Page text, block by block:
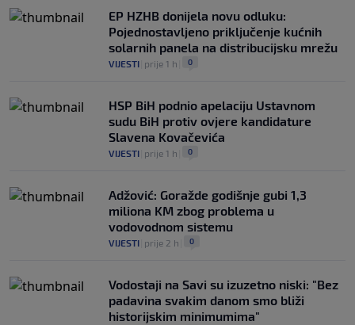
EP HZHB donijela novu odluku:
Pojednostavljeno priključenje kućnih
solarnih panela na distribucijsku mrežu
VIJESTI prije 1 h 0
HSP BiH podnio apelaciju Ustavnom
sudu BiH protiv ovjere kandidature
Slavena Kovačevića
VIJESTI prije 1 h 0
Adžović: Goražde godišnje gubi 1,3
miliona KM zbog problema u
vodovodnom sistemu
VIJESTI prije 2 h 0
Vodostaji na Savi su izuzetno niski: "Bez
padavina svakim danom smo bliži
historijskim minimumima"